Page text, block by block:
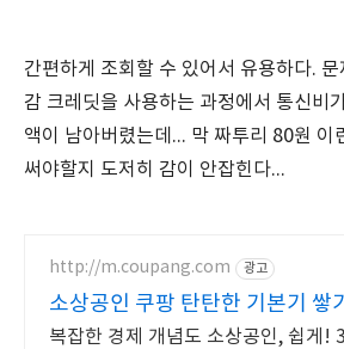
간편하게 조회할 수 있어서 유용하다.
감 크레딧을 사용하는 과정에서 통신비
액이 남아버렸는데... 막 짜투리 80원 이
써야할지 도저히 감이 안잡힌다...
http://m.coupang.com 광고
소상공인 쿠팡 탄탄한 기본기 쌓기
복잡한 경제 개념도 소상공인, 쉽게!